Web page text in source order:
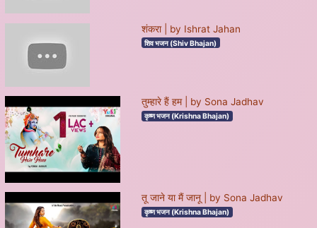
शंकरा | by Ishrat Jahan
शिव भजन (Shiv Bhajan)
तुम्हारे हैं हम | by Sona Jadhav
कृष्ण भजन (Krishna Bhajan)
तू जाने या मैं जानू | by Sona Jadhav
कृष्ण भजन (Krishna Bhajan)